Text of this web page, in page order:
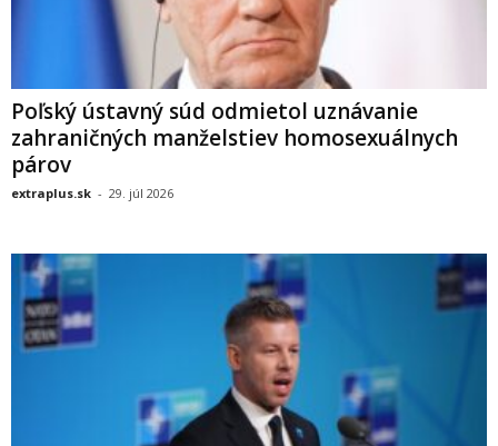
Poľský ústavný súd odmietol uznávanie
zahraničných manželstiev homosexuálnych
párov
extraplus.sk - 29. júl 2026